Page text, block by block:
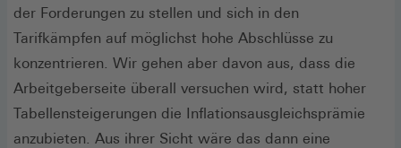
der Forderungen zu stellen und sich in den
Tarifkämpfen auf möglichst hohe Abschlüsse zu
konzentrieren. Wir gehen aber davon aus, dass die
Arbeitgeberseite überall versuchen wird, statt hoher
Tabellensteigerungen die Inflationsausgleichsprämie
anzubieten. Aus ihrer Sicht wäre das dann eine